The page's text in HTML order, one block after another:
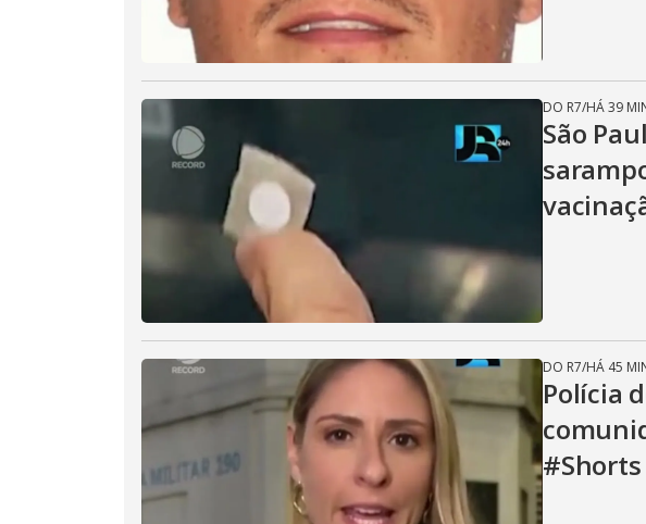
DO R7/HÁ 39
São
DO R7/HÁ 45
Polícia
#Shorts